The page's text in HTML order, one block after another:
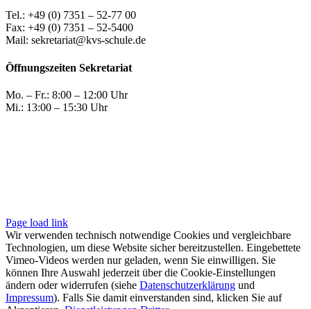
Tel.: +49 (0) 7351 – 52-77 00
Fax: +49 (0) 7351 – 52-5400
Mail: sekretariat@kvs-schule.de
Öffnungszeiten Sekretariat
Mo. – Fr.: 8:00 – 12:00 Uhr
Mi.: 13:00 – 15:30 Uhr
Page load link
Wir verwenden technisch notwendige Cookies und vergleichbare
Technologien, um diese Website sicher bereitzustellen. Eingebettete
Vimeo-Videos werden nur geladen, wenn Sie einwilligen. Sie
können Ihre Auswahl jederzeit über die Cookie-Einstellungen
ändern oder widerrufen (siehe Datenschutzerklärung und
Impressum). Falls Sie damit einverstanden sind, klicken Sie auf